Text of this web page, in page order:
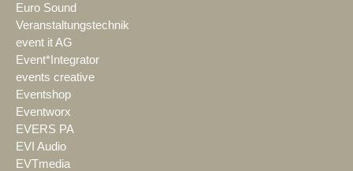
Euro Sound
Veranstaltungstechnik
event it AG
Event*Integrator
events creative
Eventshop
Eventworx
EVERS PA
EVI Audio
EVTmedia